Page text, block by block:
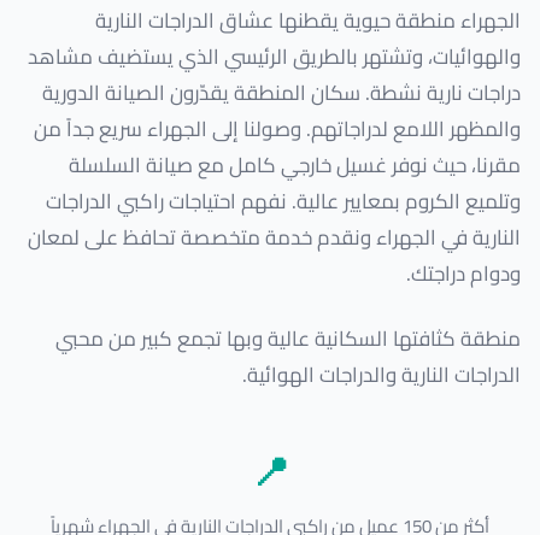
الجهراء منطقة حيوية يقطنها عشاق الدراجات النارية
والهوائيات، وتشتهر بالطريق الرئيسي الذي يستضيف مشاهد
دراجات نارية نشطة. سكان المنطقة يقدّرون الصيانة الدورية
والمظهر اللامع لدراجاتهم. وصولنا إلى الجهراء سريع جداً من
مقرنا، حيث نوفر غسيل خارجي كامل مع صيانة السلسلة
وتلميع الكروم بمعايير عالية. نفهم احتياجات راكبي الدراجات
النارية في الجهراء ونقدم خدمة متخصصة تحافظ على لمعان
ودوام دراجتك.
منطقة كثافتها السكانية عالية وبها تجمع كبير من محبي
الدراجات النارية والدراجات الهوائية.
📍
أكثر من 150 عميل من راكبي الدراجات النارية في الجهراء شهرياً